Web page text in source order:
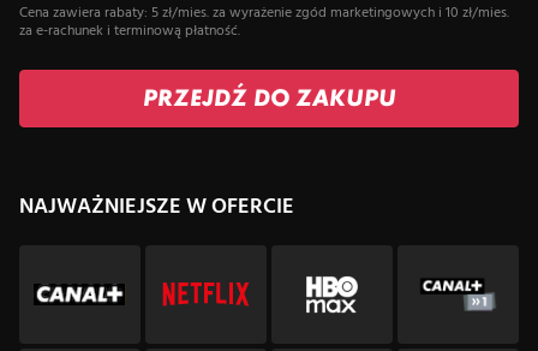
Cena zawiera rabaty: 5 zł/mies. za wyrażenie zgód marketingowych i 10 zł/mies.
za e-rachunek i terminową płatność.
PRZEJDŹ DO ZAKUPU
NAJWAŻNIEJSZE W OFERCIE